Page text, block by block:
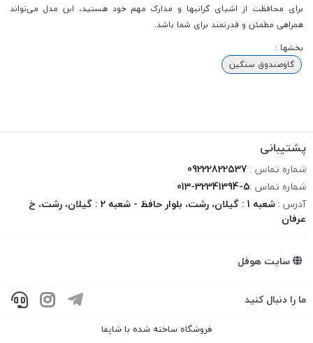
برای محافظت از اشیای گرانبها و مدارک مهم خود هستید، این مدل می‌تواند
همراهی مطمئن و قدرتمند برای شما باشد.
بخشها :
گاوصندوق سنگین
پشتیبانی
شماره تماس : 09222822537
شماره تماس :013-32341394-5
آدرس :
شعبه 1 : گیلان، رشت، بلوار حافظ - شعبه 2 : گیلان، رشت، خ
عرفان
سایت هوفل
ما را دنبال کنید
فروشگاه ساخته شده با شاپفا